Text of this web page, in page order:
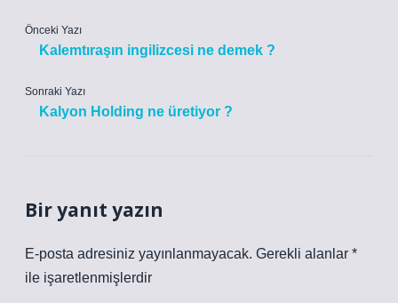
Önceki Yazı
Kalemtıraşın ingilizcesi ne demek ?
Sonraki Yazı
Kalyon Holding ne üretiyor ?
Bir yanıt yazın
E-posta adresiniz yayınlanmayacak. Gerekli alanlar *
ile işaretlenmişlerdir